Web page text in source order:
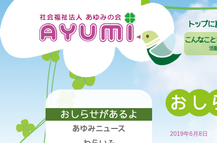
2019年6月8日